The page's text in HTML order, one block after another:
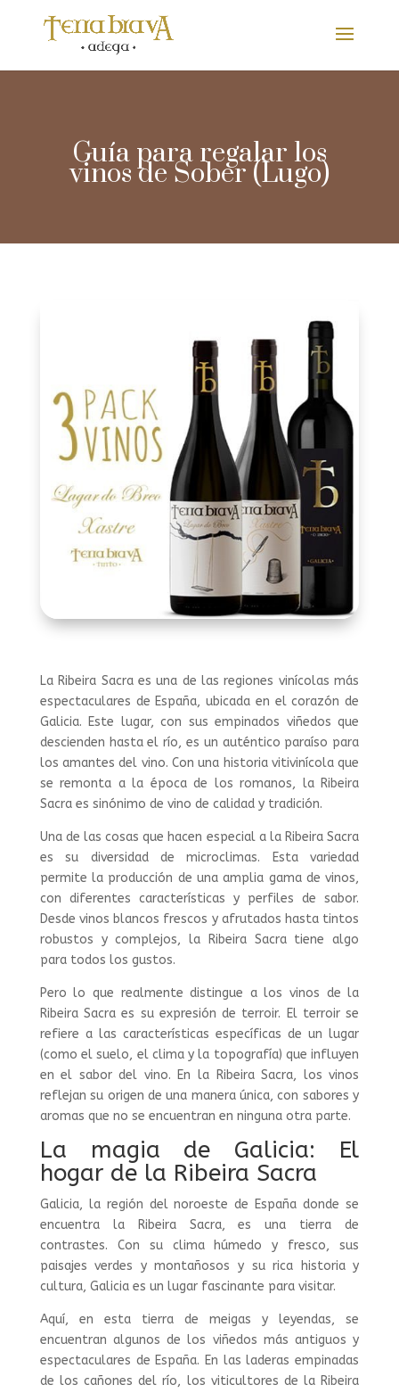
Guía para regalar los
vinos de Sober (Lugo)
La Ribeira Sacra es una de las regiones vinícolas más
espectaculares de España, ubicada en el corazón de
Galicia. Este lugar, con sus empinados viñedos que
descienden hasta el río, es un auténtico paraíso para
los amantes del vino. Con una historia vitivinícola que
se remonta a la época de los romanos, la Ribeira
Sacra es sinónimo de vino de calidad y tradición.
Una de las cosas que hacen especial a la Ribeira Sacra
es su diversidad de microclimas. Esta variedad
permite la producción de una amplia gama de vinos,
con diferentes características y perfiles de sabor.
Desde vinos blancos frescos y afrutados hasta tintos
robustos y complejos, la Ribeira Sacra tiene algo
para todos los gustos.
Pero lo que realmente distingue a los vinos de la
Ribeira Sacra es su expresión de terroir. El terroir se
refiere a las características específicas de un lugar
(como el suelo, el clima y la topografía) que influyen
en el sabor del vino. En la Ribeira Sacra, los vinos
reflejan su origen de una manera única, con sabores y
aromas que no se encuentran en ninguna otra parte.
La magia de Galicia: El
hogar de la Ribeira Sacra
Galicia, la región del noroeste de España donde se
encuentra la Ribeira Sacra, es una tierra de
contrastes. Con su clima húmedo y fresco, sus
paisajes verdes y montañosos y su rica historia y
cultura, Galicia es un lugar fascinante para visitar.
Aquí, en esta tierra de meigas y leyendas, se
encuentran algunos de los viñedos más antiguos y
espectaculares de España. En las laderas empinadas
de los cañones del río, los viticultores de la Ribeira